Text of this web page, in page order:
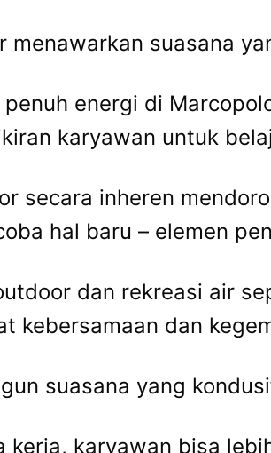
menawarkan suasana
energi di
karyawan untuk
secara inheren
hal baru – elemen
dan rekreasi air
kebersamaan dan
suasana yang
kerja, karyawan bisa